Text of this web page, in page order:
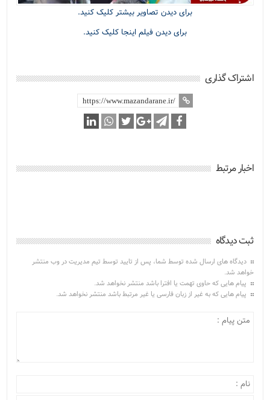
برای دیدن تصاویر بیشتر کلیک کنید.
برای دیدن فیلم اینجا کلیک کنید.
اشتراک گذاری
اخبار مرتبط
ثبت دیدگاه
دیدگاه های ارسال شده توسط شما، پس از تایید توسط تیم مدیریت در وب منتشر
خواهد شد.
پیام هایی که حاوی تهمت یا افترا باشد منتشر نخواهد شد.
پیام هایی که به غیر از زبان فارسی یا غیر مرتبط باشد منتشر نخواهد شد.